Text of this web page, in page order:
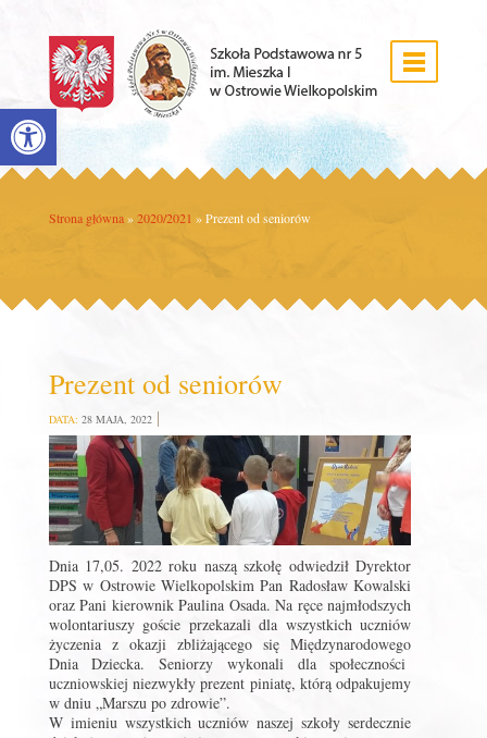
Open toolbar
Strona główna » 2020/2021 »Prezent od seniorów
Prezent od seniorów
DATA: 28 MAJA, 2022
Dnia 17,05. 2022 roku naszą szkołę odwiedził Dyrektor
DPS w Ostrowie Wielkopolskim Pan Radosław Kowalski
oraz Pani kierownik Paulina Osada. Na ręce najmłodszych
wolontariuszy goście przekazali dla wszystkich uczniów
życzenia z okazji zbliżającego się Międzynarodowego
Dnia Dziecka. Seniorzy wykonali dla społeczności
uczniowskiej niezwykły prezent piniatę, którą odpakujemy
w dniu „Marszu po zdrowie”.
W imieniu wszystkich uczniów naszej szkoły serdecznie